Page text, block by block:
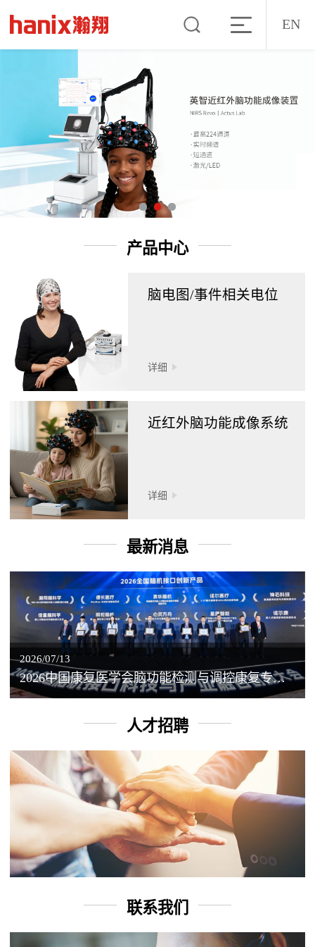
EN
产品中心
脑电图/事件相关电位
详细
近红外脑功能成像系统
详细
最新消息
2026/07/13
2026中国康复医学会脑功能检测与调控康复专业委员会学术年会丨脑客中国：脑机接口——EEG驱动TMS闭环调控工作坊
人才招聘
联系我们